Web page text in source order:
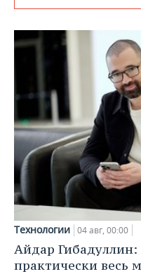
Технологии 04 авг, 00:00
Айдар Гибадуллин:
практически весь